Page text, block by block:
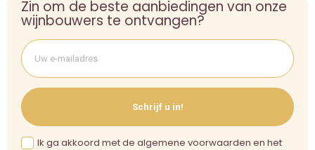
Zin om de beste aanbiedingen van onze
wijnbouwers te ontvangen?
Schrijf u in!
Ik ga akkoord met de algemene voorwaarden en het